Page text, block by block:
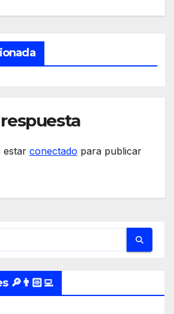
estar conectado para publicar
🔎👨🏻‍💻